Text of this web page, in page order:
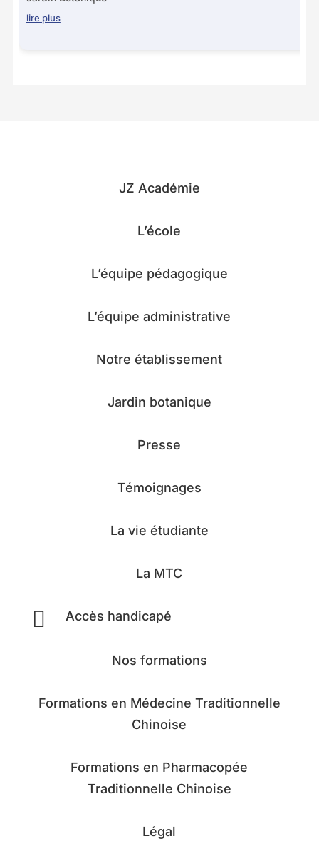
lire plus
JZ Académie
L’école
L’équipe pédagogique
L’équipe administrative
Notre établissement
Jardin botanique
Presse
Témoignages
La vie étudiante
La MTC
 Accès handicapé
Nos formations
Formations en Médecine Traditionnelle
Chinoise
Formations en Pharmacopée
Traditionnelle Chinoise
Légal